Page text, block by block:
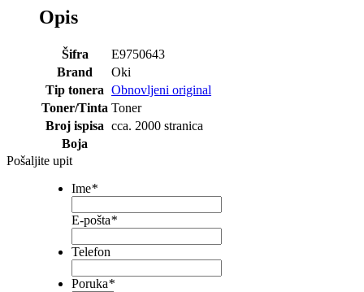
Opis
Šifra
E9750643
Brand
Oki
Tip tonera Obnovljeni original
Toner/Tinta Toner
Broj ispisa cca. 2000 stranica
Boja
Pošaljite upit
Ime*
E-pošta*
Telefon
Poruka*